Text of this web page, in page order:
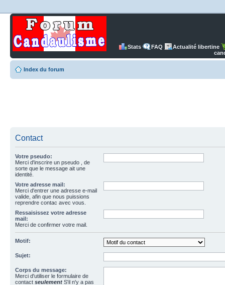
Stats FAQ
Actualité libertine
Index du forum
Contact
Votre pseudo:
Merci d'inscrire un pseudo , de
sorte que le message ait une
identité.
Votre adresse mail:
Merci d'entrer une adresse e-mail
valide, afin que nous puissions
reprendre contac avec vous.
Ressaisissez votre adresse
mail:
Merci de confirmer votre mail.
Motif:
Sujet:
Corps du message:
Merci d'utiliser le formulaire de
contact seulement S'il n'y a pas